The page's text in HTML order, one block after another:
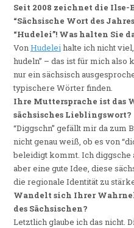
Seit 2008 zeichnet die
“Sächsische Wort des
“Hudelei”! Was halten Sie
VonHudeleihalte ich nicht
hudeln” – das ist für mich also
nur ein sächsisch
typischere Wörter finden.
Ihre Muttersprache ist das
sächsisches Lieblingswort?
“Diggschn” gefällt mir da zum
nicht genau weiß, ob es von
beleidigt kommt. Ich diggsche
aber eine gute Idee, diese
die regionale Identität zu
Wandelt sich Ihrer
des Sächsischen?
Letztlich glaube ich das nicht.